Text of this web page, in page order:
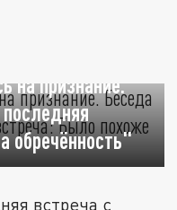
на признание.
обречённость"
встреча с